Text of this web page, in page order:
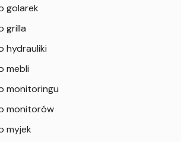
golarek
grilla
hydrauliki
mebli
monitoringu
monitorów
myjek